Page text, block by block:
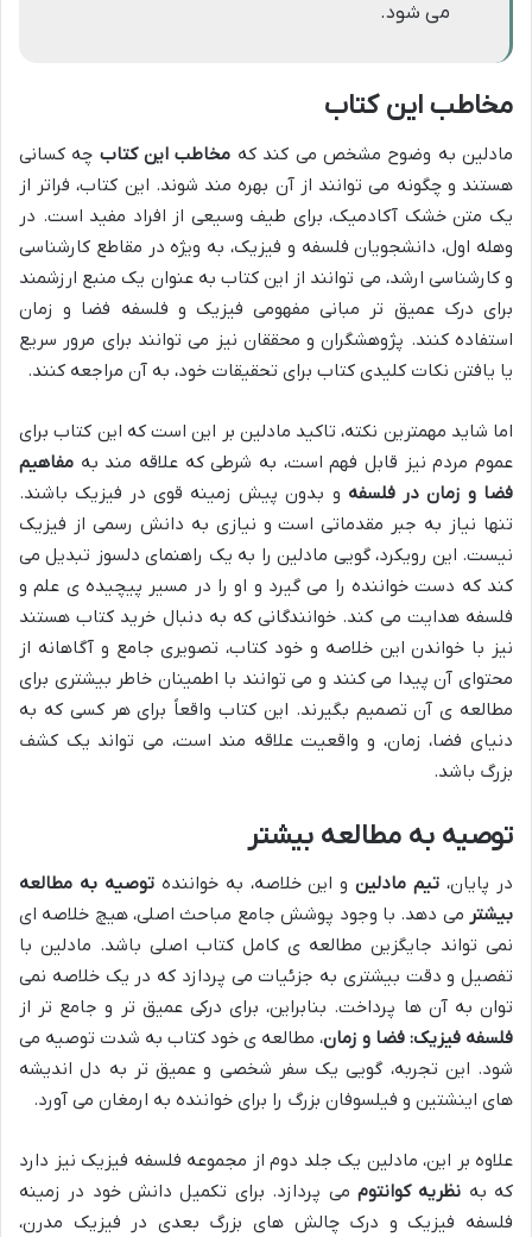
می شود.
مخاطب این کتاب
مادلین به وضوح مشخص می کند که مخاطب این کتاب چه کسانی
هستند و چگونه می توانند از آن بهره مند شوند. این کتاب، فراتر از
یک متن خشک آکادمیک، برای طیف وسیعی از افراد مفید است. در
وهله اول، دانشجویان فلسفه و فیزیک، به ویژه در مقاطع کارشناسی
و کارشناسی ارشد، می توانند از این کتاب به عنوان یک منبع ارزشمند
برای درک عمیق تر مبانی مفهومی فیزیک و فلسفه فضا و زمان
استفاده کنند. پژوهشگران و محققان نیز می توانند برای مرور سریع
یا یافتن نکات کلیدی کتاب برای تحقیقات خود، به آن مراجعه کنند.
اما شاید مهمترین نکته، تاکید مادلین بر این است که این کتاب برای
عموم مردم نیز قابل فهم است، به شرطی که علاقه مند به مفاهیم
فضا و زمان در فلسفه و بدون پیش زمینه قوی در فیزیک باشند.
تنها نیاز به جبر مقدماتی است و نیازی به دانش رسمی از فیزیک
نیست. این رویکرد، گویی مادلین را به یک راهنمای دلسوز تبدیل می
کند که دست خواننده را می گیرد و او را در مسیر پیچیده ی علم و
فلسفه هدایت می کند. خوانندگانی که به دنبال خرید کتاب هستند
نیز با خواندن این خلاصه و خود کتاب، تصویری جامع و آگاهانه از
محتوای آن پیدا می کنند و می توانند با اطمینان خاطر بیشتری برای
مطالعه ی آن تصمیم بگیرند. این کتاب واقعاً برای هر کسی که به
دنیای فضا، زمان، و واقعیت علاقه مند است، می تواند یک کشف
بزرگ باشد.
توصیه به مطالعه بیشتر
در پایان، تیم مادلینو این خلاصه، به خوانندهتوصیه به مطالعه
بیشتر می دهد. با وجود پوشش جامع مباحث اصلی، هیچ خلاصه ای
نمی تواند جایگزین مطالعه ی کامل کتاب اصلی باشد. مادلین با
تفصیل و دقت بیشتری به جزئیات می پردازد که در یک خلاصه نمی
توان به آن ها پرداخت. بنابراین، برای درکی عمیق تر و جامع تر از
فلسفه فیزیک: فضا و زمان، مطالعه ی خود کتاب به شدت توصیه می
شود. این تجربه، گویی یک سفر شخصی و عمیق تر به دل اندیشه
های اینشتین و فیلسوفان بزرگ را برای خواننده به ارمغان می آورد.
علاوه بر این، مادلین یک جلد دوم از مجموعه فلسفه فیزیک نیز دارد
که به نظریه کوانتوم می پردازد. برای تکمیل دانش خود در زمینه
فلسفه فیزیک و درک چالش های بزرگ بعدی در فیزیک مدرن،